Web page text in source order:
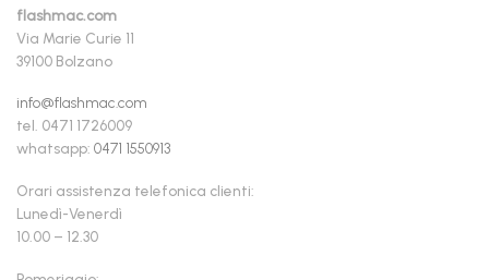
flashmac.com
Via Marie Curie 11
39100 Bolzano
info@flashmac.com
tel. 0471 1726009
whatsapp: 0471 1550913
Orari assistenza telefonica clienti:
Lunedì-Venerdì
10.00 – 12.30